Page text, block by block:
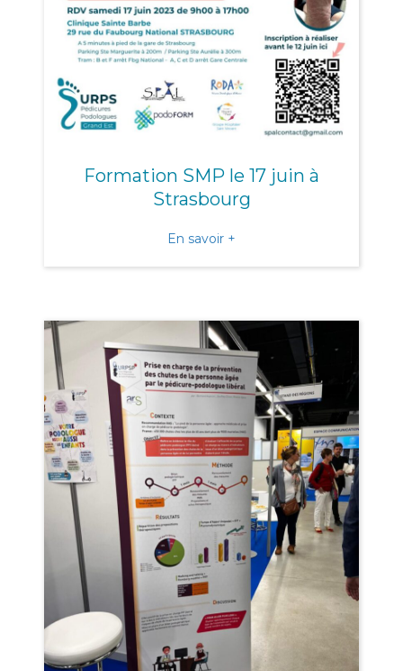
Formation SMP le 17 juin à
Strasbourg
En savoir +